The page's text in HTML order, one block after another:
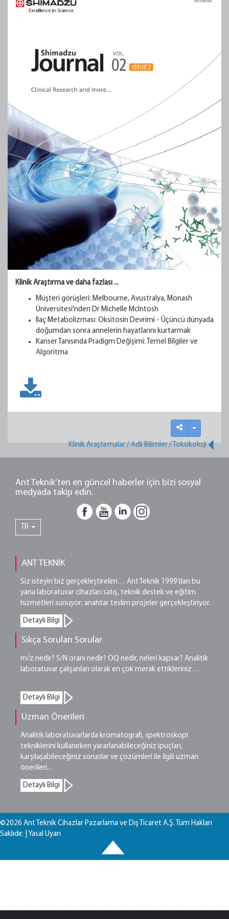
Klinik Araştırma ve daha fazlası ...
Müşteri görüşleri: Melbourne, Avustralya, Monash
Üniversitesi'nden Dr Michelle McIntosh
İlaç Metabolizması: Oksitosin Devrimi - Üçüncü dünyada
doğumdan sonra annelerin hayatlarını kurtarmak
Kanser Tanısında Pradigm Değişimi: Temel Bilgiler ve
Algoritma
Klinik Araştırmalar / Adli Bilimler / Toksikoloji
Ant Teknik’ten en güncel haberler için bizi sosyal
medyada takip edin.
TR
ANT TEKNİK
Siz isteyin biz gerçekleştirelim… Ant Teknik 1999’dan bu
yana laboratuvar cihazları satış, teknik destek ve eğitim
hizmetleri sunuyor; anahtar teslim projeler gerçekleştiriyor.
Detaylı Bilgi
Sıkça Sorulan Sorular
m/z nedir? S/N oranı nedir? OQ nedir, neleri kapsar? Analitik
laboratuvar çalışanları olarak en çok merak ettikleriniz…
Detaylı Bilgi
Uzman Önerileri
Analitik laboratuvarlarda kromatografi, spektroskopi
tekniklerini kullanırken yararlanabileceğiniz ipuçları,
karşılaşabileceğiniz sorunlar ve çözümleri ile ilgili uzman
önerileri...
Detaylı Bilgi
©2026 Ant Teknik Cihazlar Pazarlama ve Dış Ticaret A.Ş. Tüm Hakları
Saklıdır. | Yasal Uyarı